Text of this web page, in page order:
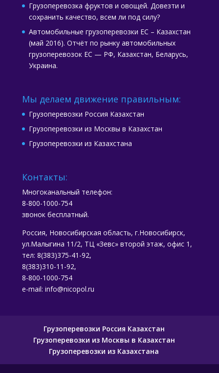
Грузоперевозка фруктов и овощей. Довезти и
сохранить качество, всем ли под силу?
Автомобильные грузоперевозки ЕС – Казахстан
(май 2016). Отчёт по рынку автомобильных
грузоперевозок ЕС — РФ, Казахстан, Беларусь,
Украина.
Мы делаем движение правильным:
Грузоперевозки Россия Казахстан
Грузоперевозки из Москвы в Казахстан
Грузоперевозки из Казахстана
Контакты:
Многоканальный телефон:
8-800-1000-754
звонок бесплатный.
Россия, Новосибирская область, г.Новосибирск,
ул.Малыгина 11/2, ТЦ «Зевс» второй этаж, офис 1,
тел: 8(383)375-41-92,
8(383)310-11-92,
8-800-1000-754
e-mail: info@nicopol.ru
Грузоперевозки Россия Казахстан
Грузоперевозки из Москвы в Казахстан
Грузоперевозки из Казахстана